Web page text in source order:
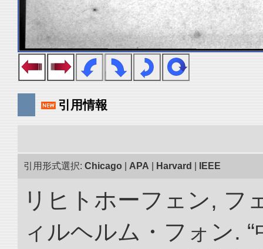
引用情報
引用形式選択: Chicago APA Harvard IEEE
リヒトホーフェン, フ
ィルヘルム・フォン.